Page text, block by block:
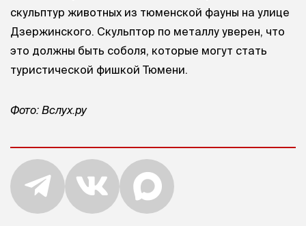
скульптур животных из тюменской фауны на улице
Дзержинского. Скульптор по металлу уверен, что
это должны быть соболя, которые могут стать
туристической фишкой Тюмени.
Фото: Вслух.ру